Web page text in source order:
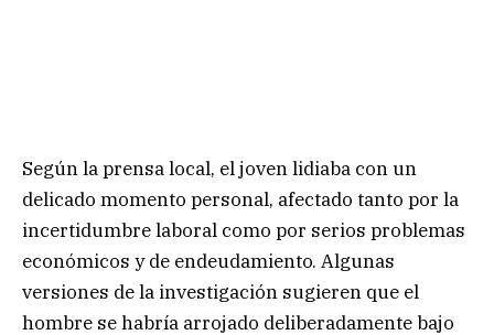
Según la prensa local, el joven lidiaba con un
delicado momento personal, afectado tanto por la
incertidumbre laboral como por serios problemas
económicos y de endeudamiento. Algunas
versiones de la investigación sugieren que el
hombre se habría arrojado deliberadamente bajo